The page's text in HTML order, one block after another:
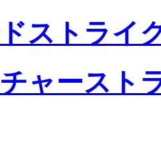
ストライ
ャースト